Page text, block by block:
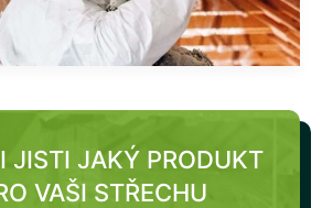
JISTI JAKÝ PRODUKT
VAŠI STŘECHU